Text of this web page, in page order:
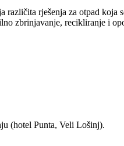
rješenja za otpad koja
zbrinjavanje, recikliranje i
(hotel Punta, Veli Lošinj).